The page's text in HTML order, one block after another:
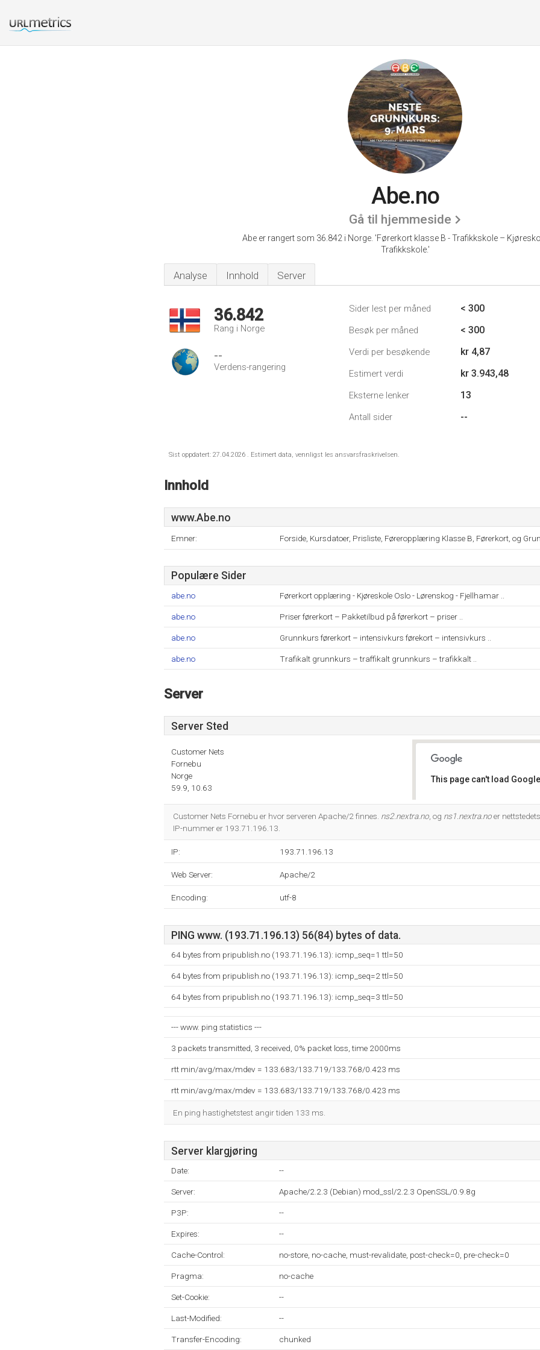
Abe.no
Gå til hjemmeside
Abe er rangert som 36.842 i Norge. 'Førerkort klasse B - Trafikkskole –
Trafikkskole.'
Analyse Innhold Server
36.842
Rang i Norge
--
Verdens-rangering
Sider lest per måned < 300
Besøk per måned < 300
Verdi per besøkende kr 4,87
Estimert verdi kr 3.943,48
Eksterne lenker 13
Antall sider --
Sist oppdatert: 27.04.2026 . Estimert data, vennligst les ansvarsfraskrivelsen.
Innhold
www.Abe.no
Emner: Forside, Kursdatoer, Prisliste, Føreropplæring Klasse B, Førerkort, og
Populære Sider
abe.no Førerkort opplæring - Kjøreskole Oslo - Lørenskog - Fjellhamar ..
abe.no Priser førerkort – Pakketilbud på førerkort – priser ..
abe.no Grunnkurs førerkort – intensivkurs førekort – intensivkurs ..
abe.no Trafikalt grunnkurs – traffikalt grunnkurs – trafikkalt ..
Server
Server Sted
Customer Nets
Fornebu
Norge
59.9, 10.63
This page can't load
Customer Nets Fornebu er hvor serveren Apache/2 finnes. ns2.nextra.no , og ns1.nextra.noer
IP-nummer er 193.71.196.13.
IP: 193.71.196.13
Web Server: Apache/2
Encoding: utf-8
PING www. (193.71.196.13) 56(84) bytes of data.
64 bytes from pripublish.no (193.71.196.13): icmp_seq=1 ttl=50
64 bytes from pripublish.no (193.71.196.13): icmp_seq=2 ttl=50
64 bytes from pripublish.no (193.71.196.13): icmp_seq=3 ttl=50
--- www. ping statistics ---
3 packets transmitted, 3 received, 0% packet loss, time 2000ms
rtt min/avg/max/mdev = 133.683/133.719/133.768/0.423 ms
rtt min/avg/max/mdev = 133.683/133.719/133.768/0.423 ms
En ping hastighetstest angir tiden 133 ms.
Server klargjøring
Date: --
Server: Apache/2.2.3 (Debian) mod_ssl/2.2.3 OpenSSL/0.9.8g
P3P: --
Expires: --
Cache-Control: no-store, no-cache, must-revalidate, post-check=0, pre-check=0
Pragma: no-cache
Set-Cookie: --
Last-Modified: --
Transfer-Encoding: chunked